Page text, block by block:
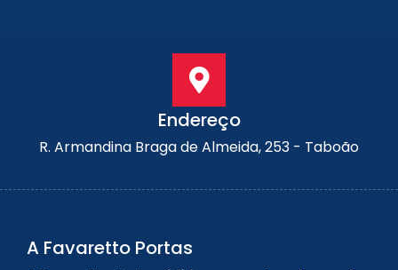
Endereço
R. Armandina Braga de Almeida, 253 - Taboão
A Favaretto Portas